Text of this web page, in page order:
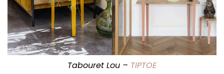
Tabouret Lou – TIPTOE